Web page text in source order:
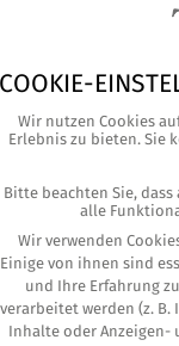
COOKIE-
Wir nutzen Cookies
Erlebnis zu bieten. Sie
Bitte beachten Sie,
alle
Wir verwenden
Einige von ihnen sind
und Ihre Erfahrung
verarbeitet werden (z. B.
Inhalte oder Anzeigen-